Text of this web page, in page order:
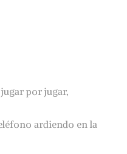
por jugar,
ardiendo en la